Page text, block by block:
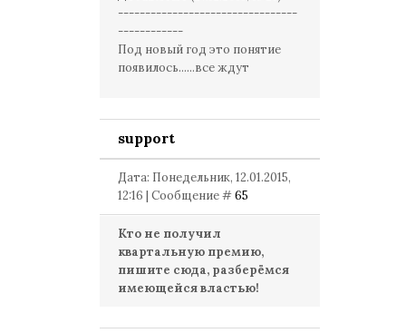
---------------------------------
------------
Под новый год это понятие
появилось......все ждут
support
Дата: Понедельник, 12.01.2015,
12:16 | Сообщение #65
Кто не получил
квартальную премию,
пишите сюда, разберёмся
имеющейся властью!